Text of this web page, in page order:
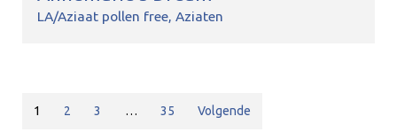
LA/Aziaat pollen free Aziaten
1 2 3 … 35 Volgende